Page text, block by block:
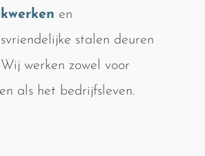
en
stalen deuren
werken zowel voor
als het bedrijfsleven.